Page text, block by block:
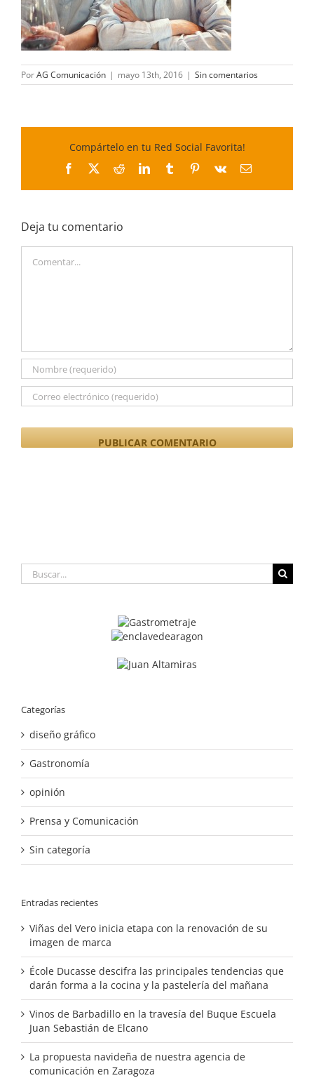
PorAG Comunicación | mayo 13th, 2016 | Sin comentarios
Compártelo en tu Red Social Favorita!
Facebook
X RedditLinkedInTumblrPinterest
Vk
Correo
Deja tu comentario
Buscar:
Categorías
diseño gráfico
Gastronomía
opinión
Prensa y Comunicación
Sin categoría
Entradas recientes
Viñas del Vero inicia etapa con la renovación de su
imagen de marca
École Ducasse descifra las principales tendencias que
darán forma a la cocina y la pastelería del mañana
Vinos de Barbadillo en la travesía del Buque Escuela
Juan Sebastián de Elcano
La propuesta navideña de nuestra agencia de
comunicación en Zaragoza